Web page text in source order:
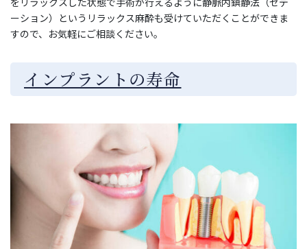
ーション）というリラックス麻酔も受けていただくことができま
すので、お気軽にご相談ください。
インプラントの寿命